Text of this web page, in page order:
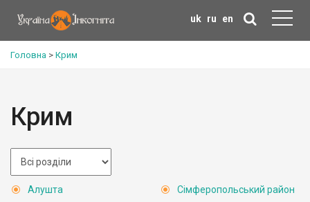
uk ru en
Головна > Крим
Крим
Алушта
Сімферопольський район